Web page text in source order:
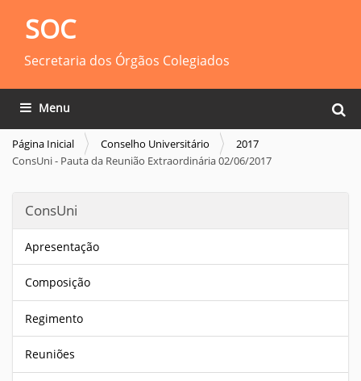
SOC
Secretaria dos Órgãos Colegiados
Busca
Toggle navigation
Página Inicial Conselho Universitário
2017
ConsUni - Pauta da Reunião Extraordinária 02/06/2017
ConsUni
Apresentação
Composição
Regimento
Reuniões